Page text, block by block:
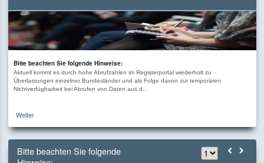
Bitte beachten Sie folgende Hinweise:
Aktuell kommt es durch hohe Abrufzahlen im Registerportal wiederholt zu
Überlastungen einzelner Bundesländer und als Folge davon zur temporären
Nichtverfügbarkeit bei Abrufen von Daten aus d...
Weiter
Bitte beachten Sie folgende